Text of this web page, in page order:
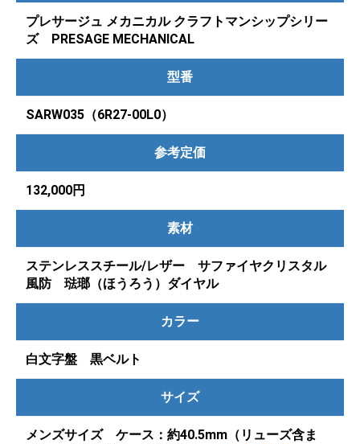
プレサージュ メカニカル クラフトマンシップシリー
ズ PRESAGE MECHANICAL
型番
SARW035（6R27-00L0）
参考定価
132,000円
素材
ステンレススチール/レザー サファイヤクリスタル
風防 琺瑯（ほうろう）ダイヤル
カラー
白文字盤 黒ベルト
サイズ
メンズサイズ ケース：約40.5mm（リューズ含ま